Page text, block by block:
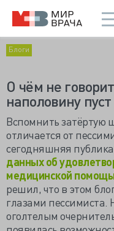
Блоги
О чём не
наполовину пуст
Вспомнить затёртую
отличается от
сегодняшняя
данных об
медицинской
решил, что в этом
глазами пессимиста.
оголтелым